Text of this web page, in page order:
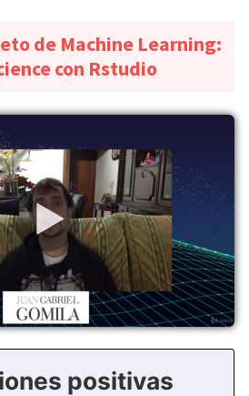
de Machine Learning:
con Rstudio
positivas